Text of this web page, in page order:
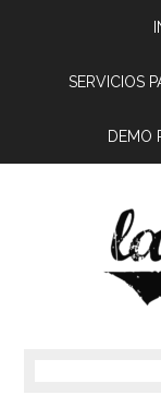
SERVICIOS
DEMO